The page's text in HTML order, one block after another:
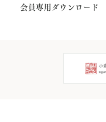
会員専用ダウンロード